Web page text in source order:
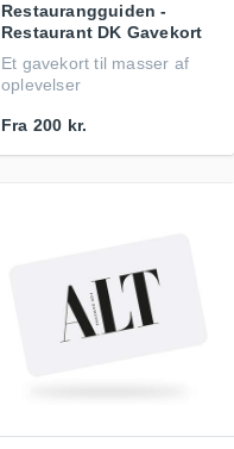
Restaurangguiden -
Restaurant DK Gavekort
Et gavekort til masser af
oplevelser
Fra 200 kr.